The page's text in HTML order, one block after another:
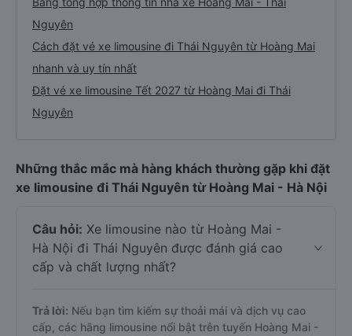
Nguyên
Cách đặt vé xe limousine đi Thái Nguyên từ Hoàng Mai
nhanh và uy tín nhất
Đặt vé xe limousine Tết 2027 từ Hoàng Mai đi Thái
Nguyên
Những thắc mắc mà hàng khách thường gặp khi đặt
xe limousine đi Thái Nguyên từ Hoàng Mai - Hà Nội
Câu hỏi: Xe limousine nào từ Hoàng Mai -
Hà Nội đi Thái Nguyên được đánh giá cao
cấp và chất lượng nhất?
Trả lời: Nếu bạn tìm kiếm sự thoải mái và dịch vụ cao
cấp, các hãng limousine nổi bật trên tuyến Hoàng Mai -